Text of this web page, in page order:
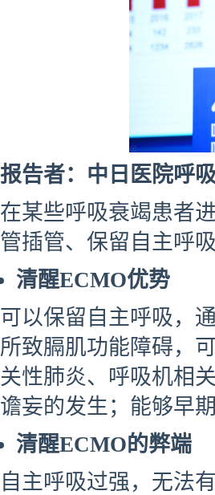
报告者：中日医院呼
在某些呼吸衰竭患者
管插管、保留自主呼
清醒ECMO优势
可以保留自主呼吸，
所致膈肌功能障碍，
关性肺炎、呼吸机相
谵妄的发生；能够早
清醒ECMO的弊端
自主呼吸过强，无法